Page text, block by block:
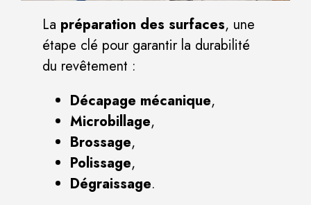
La préparation des surfaces, une
étape clé pour garantir la durabilité
du revêtement :
Décapage mécanique,
Microbillage,
Brossage,
Polissage,
Dégraissage.